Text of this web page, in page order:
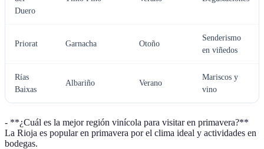
Duero
Priorat Garnacha Otoño
Senderismo
en viñedos
Rías
Baixas
Albariño Verano
Mariscos y
vino
- **¿Cuál es la mejor región vinícola para visitar en primavera?**
La Rioja es popular en primavera por el clima ideal y actividades en
bodegas.